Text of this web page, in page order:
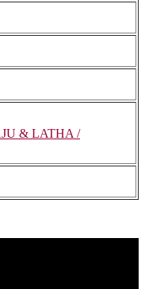
& LATHA /